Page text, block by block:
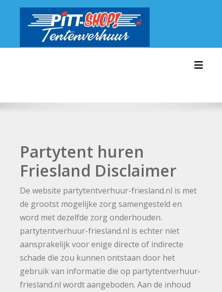
Partytent huren
Friesland Disclaimer
De website partytentverhuur-friesland.nl is met
de grootst mogelijke zorg samengesteld en
word met dezelfde zorg onderhouden.
partytentverhuur-friesland.nl is echter niet
aansprakelijk voor enige directe of indirecte
schade die zou kunnen ontstaan door het
gebruik van informatie die op partytentverhuur-
friesland.nl wordt aangeboden. Aan de inhoud